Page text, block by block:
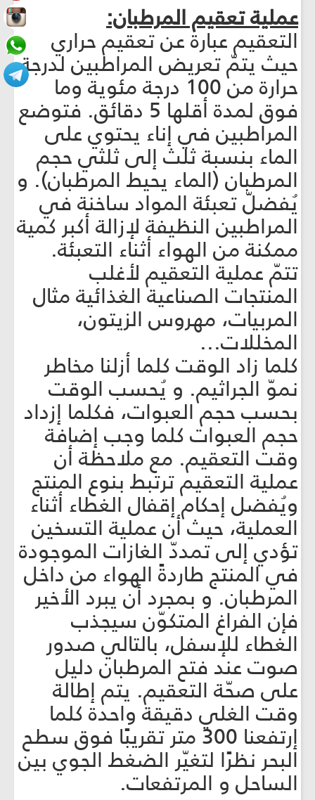
عملية تعقيم المرطبان:
التعقيم عبارة عن تعقيم حراري
حيث يتمّ تعريض المراطبين لدرجة
حرارة من 100 درجة مئوية وما
فوق لمدة أقلها 5 دقائق. فتوضع
المراطبين في إناء يحتوي على
الماء بنسبة ثلث إلى ثلثي حجم
المرطبان (الماء يحيط المرطبان). و
يُفضلّ تعبئة المواد ساخنة في
المراطبين النظيفة لإزالة أكبر كمية
ممكنة من الهواء أثناء التعبئة.
تتمّ عملية التعقيم لأغلب
المنتجات الصناعية الغذائية مثال
المربيات، مهروس الزيتون،
المخللات...
كلما زاد الوقت كلما أزلنا مخاطر
نموّ الجراثيم. و يُحسب الوقت
بحسب حجم العبوات، فكلما إزداد
حجم العبوات كلما وجب إضافة
وقت التعقيم. مع ملاحظة أن
عملية التعقيم ترتبط بنوع المنتج
ويُفضل إحكام إقفال الغطاء أثناء
العملية، حيث أن عملية التسخين
تؤدي إلى تمددّ الغازات الموجودة
في المنتج طاردةً الهواء من داخل
المرطبان. و بمجرد أن يبرد الأخير
فإن الفراغ المتكوّن سيجذب
الغطاء للإسفل، بالتالي صدور
صوت عند فتح المرطبان دليل
على صحّة التعقيم. يتم إطالة
وقت الغلي دقيقة واحدة كلما
إرتفعنا 300 متر تقريبًا فوق سطح
البحر نظرًا لتغيّر الضغط الجوي بين
الساحل و المرتفعات.